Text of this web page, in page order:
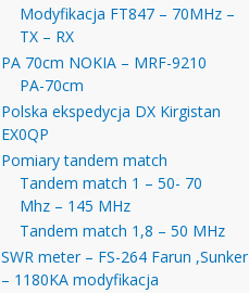
Modyfikacja FT847 – 70MHz –
TX – RX
PA 70cm NOKIA – MRF-9210
PA-70cm
Polska ekspedycja DX Kirgistan
EX0QP
Pomiary tandem match
Tandem match 1 – 50- 70
Mhz – 145 MHz
Tandem match 1,8 – 50 MHz
SWR meter – FS-264 Farun ,Sunker
– 1180KA modyfikacja